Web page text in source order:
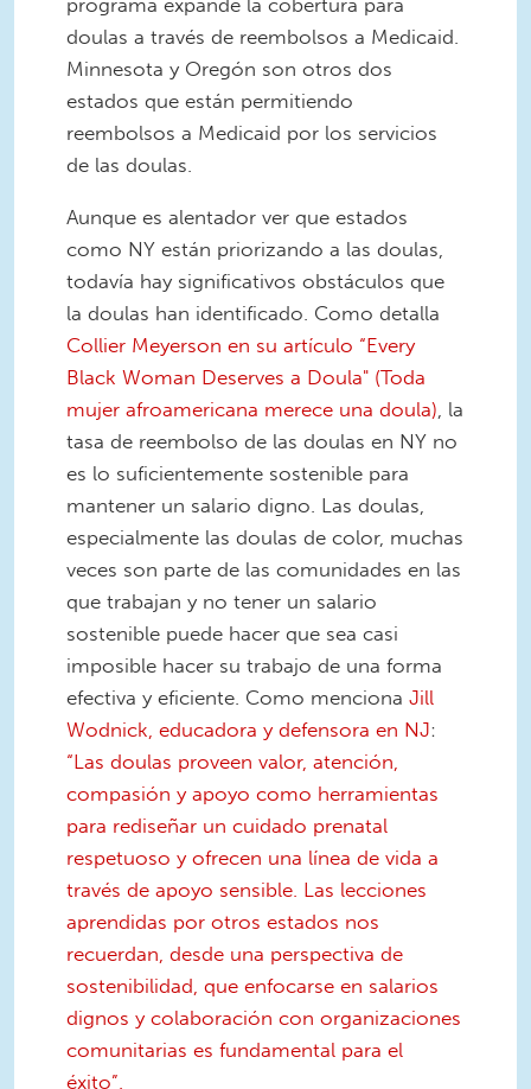
programa expande la cobertura para
doulas a través de reembolsos a Medicaid.
Minnesota y Oregón son otros dos
estados que están permitiendo
reembolsos a Medicaid por los servicios
de las doulas.
Aunque es alentador ver que estados
como NY están priorizando a las doulas,
todavía hay significativos obstáculos que
la doulas han identificado. Como detalla
Collier Meyerson en su artículo “Every
Black Woman Deserves a Doula" (Toda
mujer afroamericana merece una doula) , la
tasa de reembolso de las doulas en NY no
es lo suficientemente sostenible para
mantener un salario digno. Las doulas,
especialmente las doulas de color, muchas
veces son parte de las comunidades en las
que trabajan y no tener un salario
sostenible puede hacer que sea casi
imposible hacer su trabajo de una forma
efectiva y eficiente. Como menciona Jill
Wodnick, educadora y defensora en NJ:
“Las doulas proveen valor, atención,
compasión y apoyo como herramientas
para rediseñar un cuidado prenatal
respetuoso y ofrecen una línea de vida a
través de apoyo sensible. Las lecciones
aprendidas por otros estados nos
recuerdan, desde una perspectiva de
sostenibilidad, que enfocarse en salarios
dignos y colaboración con organizaciones
comunitarias es fundamental para el
éxito”.